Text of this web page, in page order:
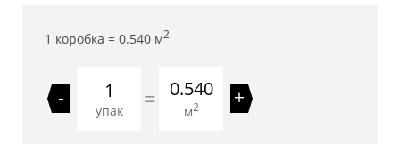
1 коробка = 0.540 м2
-
упак = 0.540
м2 +